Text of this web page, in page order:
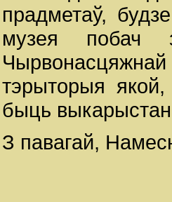
прадметаў,
музея побач
тэрыторыя
быць
З павагай,